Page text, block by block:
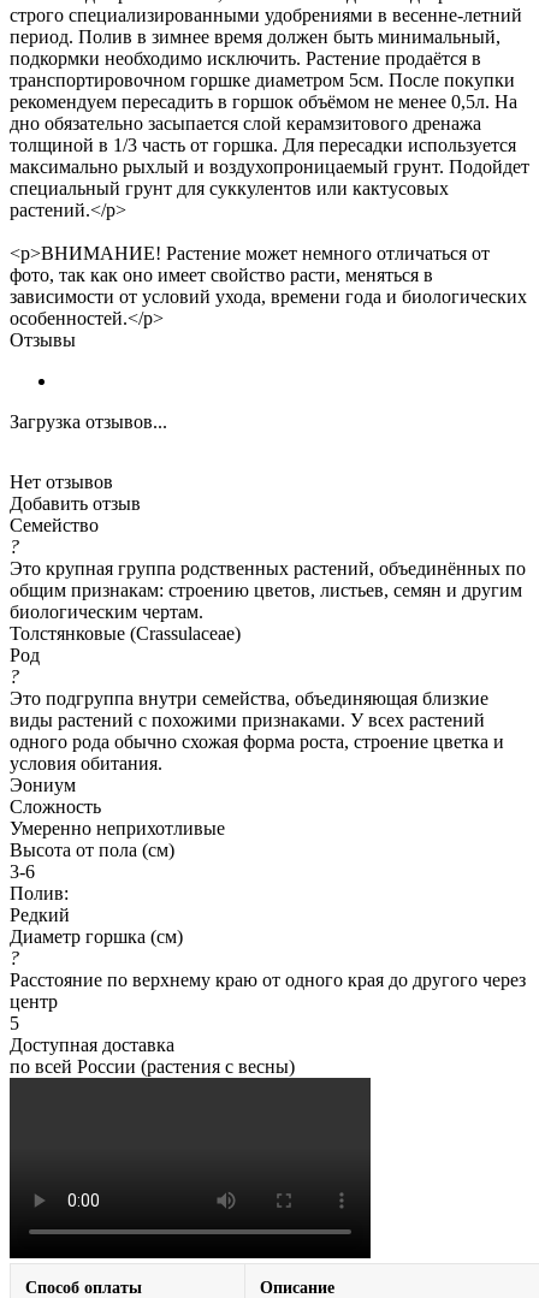
строго специализированными удобрениями в весенне-летний
период. Полив в зимнее время должен быть минимальный,
подкормки необходимо исключить. Растение продаётся в
транспортировочном горшке диаметром 5см. После покупки
рекомендуем пересадить в горшок объёмом не менее 0,5л. На
дно обязательно засыпается слой керамзитового дренажа
толщиной в 1/3 часть от горшка. Для пересадки используется
максимально рыхлый и воздухопроницаемый грунт. Подойдет
специальный грунт для суккулентов или кактусовых
растений.</p>
<p>ВНИМАНИЕ! Растение может немного отличаться от
фото, так как оно имеет свойство расти, меняться в
зависимости от условий ухода, времени года и биологических
особенностей.</p>
Отзывы
Загрузка отзывов...
Нет отзывов
Добавить отзыв
Семейство
?
Это крупная группа родственных растений, объединённых по
общим признакам: строению цветов, листьев, семян и другим
биологическим чертам.
Толстянковые (Crassulaceae)
Род
?
Это подгруппа внутри семейства, объединяющая близкие
виды растений с похожими признаками. У всех растений
одного рода обычно схожая форма роста, строение цветка и
условия обитания.
Эониум
Сложность
Умеренно неприхотливые
Высота от пола (см)
3-6
Полив:
Редкий
Диаметр горшка (см)
?
Расстояние по верхнему краю от одного края до другого через
центр
5
Доступная доставка
по всей России (растения с весны)
Способ оплаты Описание